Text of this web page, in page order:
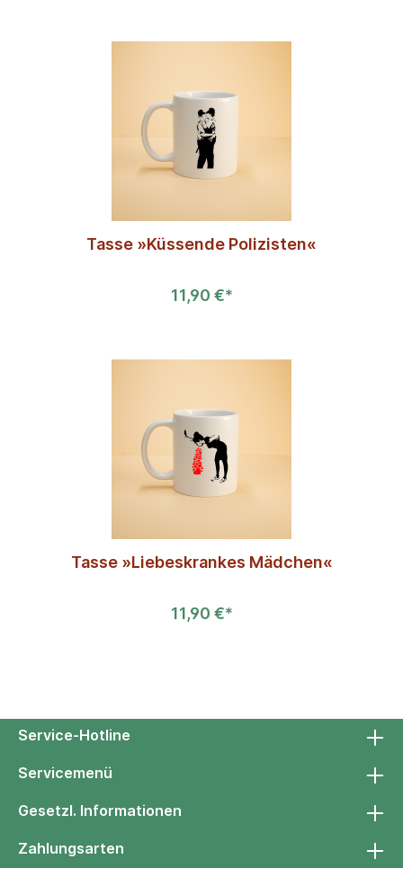
Tasse »Küssende Polizisten«
11,90 €*
Tasse »Liebeskrankes Mädchen«
11,90 €*
Service-Hotline
Servicemenü
Gesetzl. Informationen
Zahlungsarten